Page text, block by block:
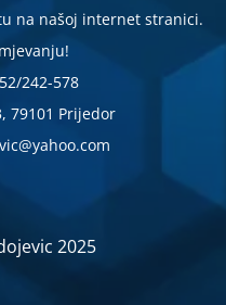
na našoj internet stranici.
242-578
79101 Prijedor
2025